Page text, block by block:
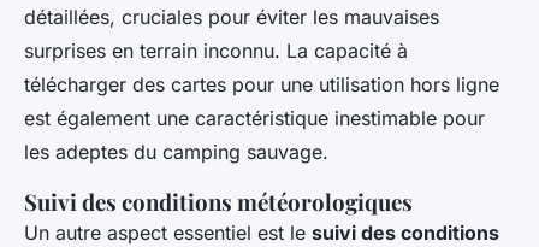
détaillées, cruciales pour éviter les mauvaises
surprises en terrain inconnu. La capacité à
télécharger des cartes pour une utilisation hors ligne
est également une caractéristique inestimable pour
les adeptes du camping sauvage.
Suivi des conditions météorologiques
Un autre aspect essentiel est le suivi des conditions